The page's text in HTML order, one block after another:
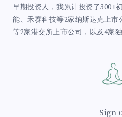
早期投资人，我累计投资了300+
能、禾赛科技等2家纳斯达克上
等2家港交所上市公司，以及4家独
Sign